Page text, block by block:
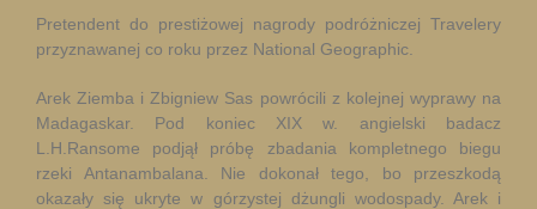
Pretendent do prestiżowej nagrody podróżniczej Travelery
przyznawanej co roku przez National Geographic.
Arek Ziemba i Zbigniew Sas powrócili z kolejnej wyprawy na
Madagaskar. Pod koniec XIX w. angielski badacz
L.H.Ransome podjął próbę zbadania kompletnego biegu
rzeki Antanambalana. Nie dokonał tego, bo przeszkodą
okazały się ukryte w górzystej dżungli wodospady. Arek i